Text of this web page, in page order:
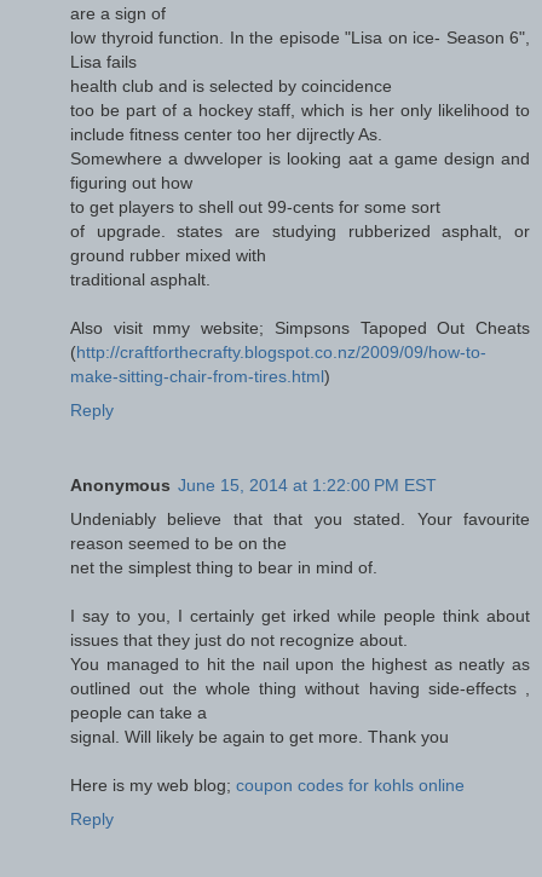
are a sign of
low thyroid function. In the episode "Lisa on ice- Season 6",
Lisa fails
health club and is selected by coincidence
too be part of a hockey staff, which is her only likelihood to
include fitness center too her dijrectly As.
Somewhere a dwveloper is looking aat a game design and
figuring out how
to get players to shell out 99-cents for some sort
of upgrade. states are studying rubberized asphalt, or
ground rubber mixed with
traditional asphalt.
Also visit mmy website; Simpsons Tapoped Out Cheats
(http://craftforthecrafty.blogspot.co.nz/2009/09/how-to-
make-sitting-chair-from-tires.html)
Reply
Anonymous June 15, 2014 at 1:22:00 PM EST
Undeniably believe that that you stated. Your favourite
reason seemed to be on the
net the simplest thing to bear in mind of.
I say to you, I certainly get irked while people think about
issues that they just do not recognize about.
You managed to hit the nail upon the highest as neatly as
outlined out the whole thing without having side-effects ,
people can take a
signal. Will likely be again to get more. Thank you
Here is my web blog; coupon codes for kohls online
Reply